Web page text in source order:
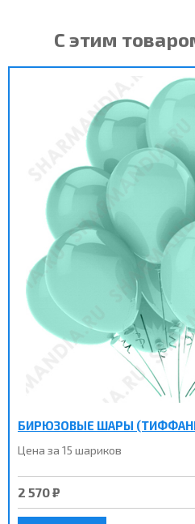
С этим
БИРЮЗОВЫЕ ШАРЫ
Цена за 15 шариков
2 570 ₽